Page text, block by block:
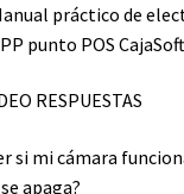
práctico de
punto POS
RESPUESTAS
si mi cámara
apaga?